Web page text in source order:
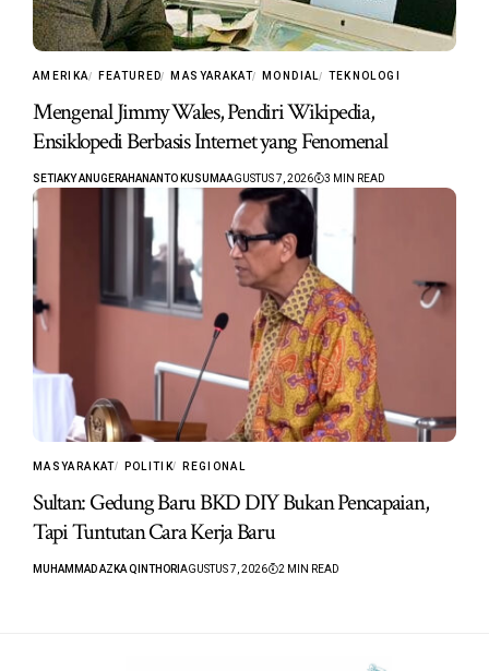
AMERIKA FEATURED MASYARAKAT MONDIAL TEKNOLOGI
Mengenal Jimmy Wales, Pendiri Wikipedia,
Ensiklopedi Berbasis Internet yang Fenomenal
SETIAKY ANUGERAHANANTO KUSUMAAGUSTUS 7, 2026 3 MIN READ
MASYARAKAT POLITIK REGIONAL
Sultan: Gedung Baru BKD DIY Bukan Pencapaian,
Tapi Tuntutan Cara Kerja Baru
MUHAMMAD AZKA QINTHORI AGUSTUS 7, 2026 2 MIN READ